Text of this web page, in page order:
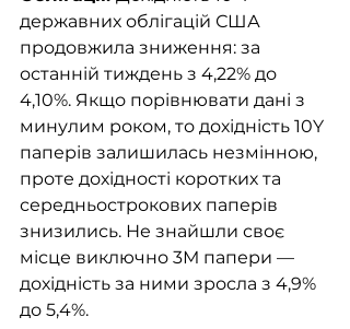
державних облігацій США
продовжила зниження: за
останній тиждень з 4,22% до
4,10%. Якщо порівнювати дані з
минулим роком, то дохідність 10Y
паперів залишилась незмінною,
проте дохідності коротких та
середньострокових паперів
знизились. Не знайшли своє
місце виключно 3М папери —
дохідність за ними зросла з 4,9%
до 5,4%.